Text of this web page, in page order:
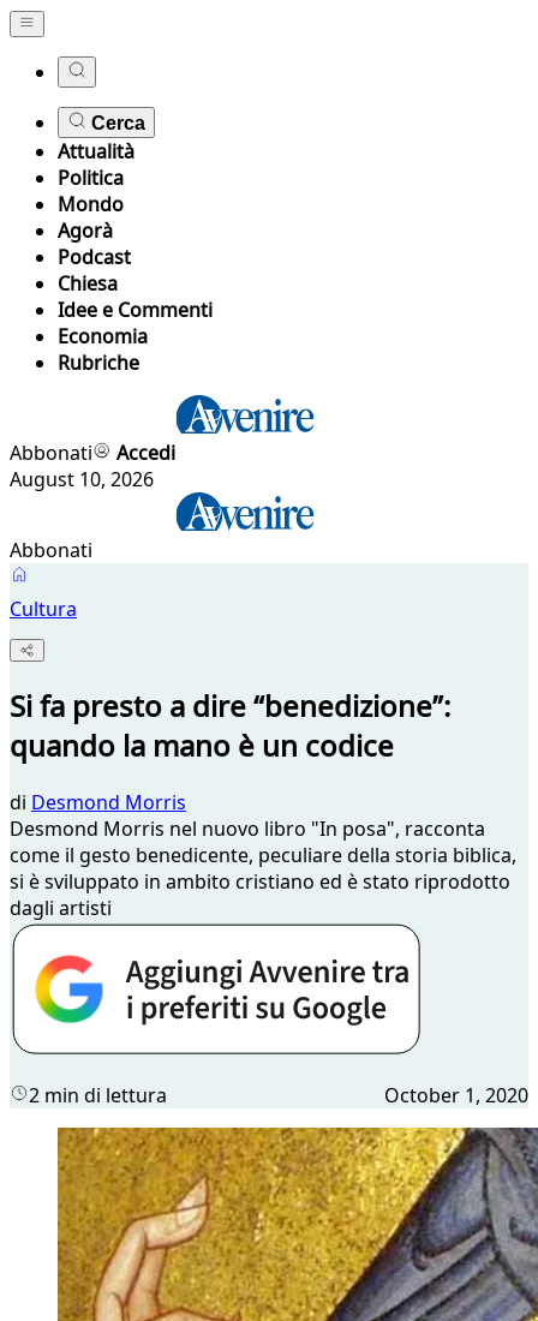
Cerca
Attualità
Politica
Mondo
Agorà
Podcast
Chiesa
Idee e Commenti
Economia
Rubriche
Abbonati
Accedi
August 10, 2026
Abbonati
Cultura
Si fa presto a dire “benedizione”:
quando la mano è un codice
di Desmond Morris
Desmond Morris nel nuovo libro "In posa", racconta
come il gesto benedicente, peculiare della storia biblica,
si è sviluppato in ambito cristiano ed è stato riprodotto
dagli artisti
2 min di lettura October 1, 2020